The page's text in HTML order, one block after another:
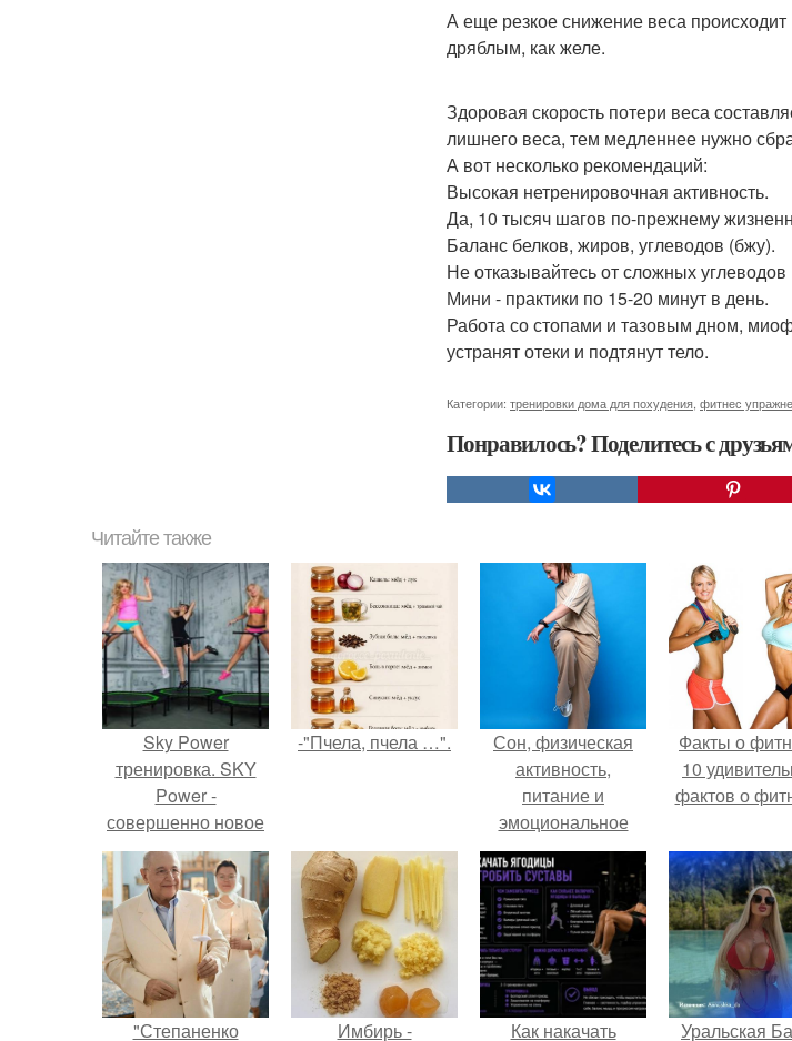
А еще резкое снижение веса
дряблым, как желе.
Здоровая скорость потери веса
лишнего веса, тем медленнее нужно
А вот несколько рекомендаций:
Высокая нетренировочная активность.
Да, 10 тысяч шагов по-прежнему
Баланс белков, жиров, углеводов (бжу).
Не отказывайтесь от сложных
Мини - практики по 15-20 минут в день.
Работа со стопами и тазовым дном,
устранят отеки и подтянут тело.
Категории: тренировки дома для похудения фитнес
Понравилось? Поделитесь с
Читайте также
Sky Power
тренировка. SKY
Power -
совершенно новое
и эффективное
направление в
фитнесе.
-"Пчела, пчела …".
Сон, физическая
активность,
питание и
эмоциональное
состояние!
Факты о
10
фактов о
"Степаненко Имбирь - Как накачать Уральская